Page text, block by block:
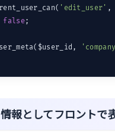
'edit_user' ,
false;
報としてフロントで